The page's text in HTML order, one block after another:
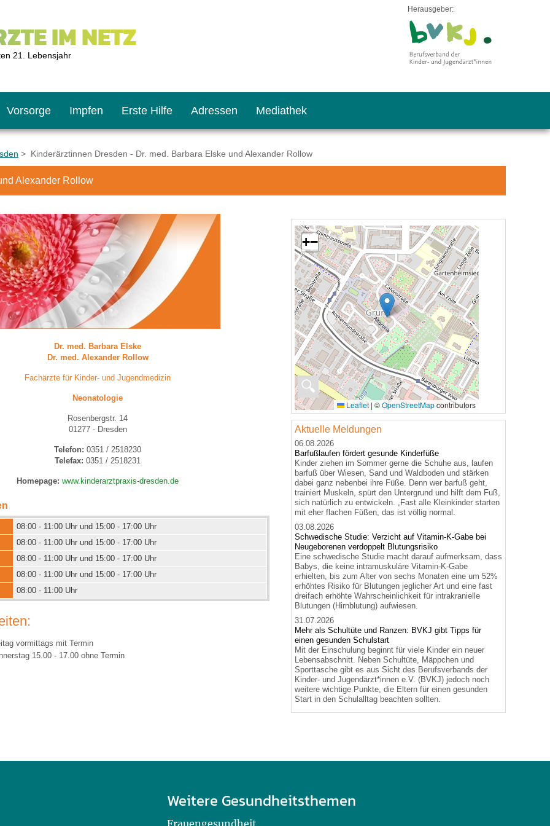
IM NETZ
21. Lebensjahr
Herausgeber:
Vorsorge Impfen Erste Hilfe Adressen Mediathek
Bildschirmmediengebrauch
gestalten
> Kinderärztinnen Dresden - Dr. med. Barbara Elske und Alexander Rollow
Alexander Rollow
Dr. med. Barbara Elske
Dr. med. Alexander Rollow
Fachärzte für Kinder- und Jugendmedizin
Neonatologie
Rosenbergstr. 14
01277 - Dresden
Telefon: 0351 / 2518230
Telefax: 0351 / 2518231
Homepage: www.kinderarztpraxis-dresden.de
08:00 - 11:00 Uhr und 15:00 - 17:00 Uhr
08:00 - 11:00 Uhr und 15:00 - 17:00 Uhr
08:00 - 11:00 Uhr und 15:00 - 17:00 Uhr
08:00 - 11:00 Uhr und 15:00 - 17:00 Uhr
08:00 - 11:00 Uhr
vormittags mit Termin
15.00 - 17.00 ohne Termin
🔍
+−
Leaflet | ©OpenStreetMapcontributors
Aktuelle Meldungen
06.08.2026
Barfußlaufen fördert gesunde Kinderfüße
Kinder ziehen im Sommer gerne die Schuhe aus, laufen
barfuß über Wiesen, Sand und Waldboden und stärken
dabei ganz nebenbei ihre Füße. Denn wer barfuß geht,
trainiert Muskeln, spürt den Untergrund und hilft dem Fuß,
sich natürlich zu entwickeln. „Fast alle Kleinkinder starten
mit eher flachen Füßen, das ist völlig normal.
03.08.2026
Schwedische Studie: Verzicht auf Vitamin-K-Gabe bei
Neugeborenen verdoppelt Blutungsrisiko
Eine schwedische Studie macht darauf aufmerksam, dass
Babys, die keine intramuskuläre Vitamin-K-Gabe
erhielten, bis zum Alter von sechs Monaten eine um 52%
erhöhtes Risiko für Blutungen jeglicher Art und eine fast
dreifach erhöhte Wahrscheinlichkeit für intrakranielle
Blutungen (Hirnblutung) aufwiesen.
31.07.2026
Mehr als Schultüte und Ranzen: BVKJ gibt Tipps für
einen gesunden Schulstart
Mit der Einschulung beginnt für viele Kinder ein neuer
Lebensabschnitt. Neben Schultüte, Mäppchen und
Sporttasche gibt es aus Sicht des Berufsverbands der
Kinder- und Jugendärzt*innen e.V. (BVKJ) jedoch noch
weitere wichtige Punkte, die Eltern für einen gesunden
Start in den Schulalltag beachten sollten.
Weitere Gesundheitsthemen
Frauengesundheit